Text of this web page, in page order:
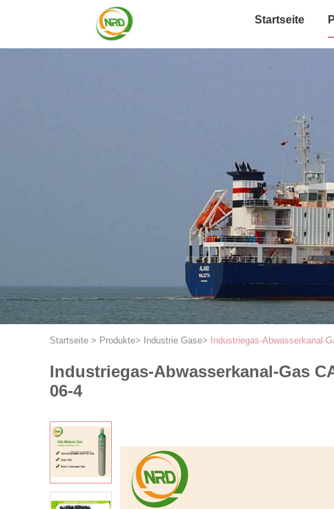
Startseite
Startseite > Produkte> Industrie Gase> Industriegas-Abwasserkanal-
Industriegas-Abwasserkanal-Gas
06-4